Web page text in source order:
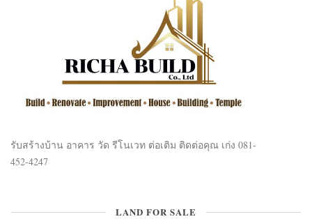
รับสร้างบ้าน อาคาร วัด รีโนเวท ต่อเติม ติดต่อคุณ เก่ง 081-
452-4247
LAND FOR SALE